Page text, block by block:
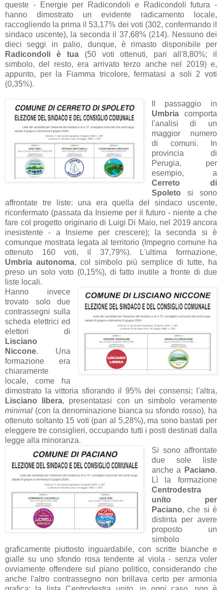
queste - Energie per Radicondoli e Radicondoli futura -
hanno dimostrato un evidente radicamento locale,
raccogliendo la prima il 53,17% dei voti (302, confermando il
sindaco uscente), la seconda il 37,68% (214). Nessuno dei
dieci seggi in palio, dunque, è rimasto disponibile per
Radicondoli è tua(50 voti ottenuti, pari all'8,80%; il
simbolo, del resto, era arrivato terzo anche nel 2019) e,
appunto, per la Fiamma tricolore, fermatasi a soli 2 voti
(0,35%).
Il passaggio in
Umbriacomporta
l'analisi di un
maggior numero
di comuni. In
provincia di
Perugia, per
esempio, a
Cerreto di
Spoleto si sono
affrontate tre liste: una era quella del sindaco uscente,
riconfermato (passata da Insieme per il futuro - niente a che
fare col progetto originario di Luigi Di Maio, nel 2019 ancora
inesistente - a Insieme per crescere); la seconda si è
comunque mostrata legata al territorio (Impegno comune ha
ottenuto 160 voti, il 37,79%). L'ultima formazione,
Umbria autonoma, col simbolo più semplice di tutte, ha
preso un solo voto (0,15%), di fatto inutile a fronte di due
liste locali.
Hanno invece
trovato solo due
contrassegni sulla
scheda elettrici ed
elettori di
Lisciano
Niccone. Una
formazione era
chiaramente
locale, come ha
dimostrato la vittoria sfiorando il 95% dei consensi; l'altra,
Lisciano libera, presentatasi con un simbolo veramente
minimal (con la denominazione bianca su sfondo rosso), ha
ottenuto soltanto 15 voti (pari al 5,28%), ma sono bastati per
eleggere tre consiglieri, occupando tutti i posti destinati dalla
legge alla minoranza.
Si sono affrontate
due sole liste
anche a
Paciano.
Lì la formazione
Centrodestra
unito per
Paciano, che si è
distinta per avere
proposto un
simbolo
graficamente piuttosto inguardabile, con scritte bianche e
gialle su uno sfondo rosa tendente al viola - senza voler
ovviamente offendere sul piano politico, considerando che
anche l'altro contrassegno non brillava certo per armonia